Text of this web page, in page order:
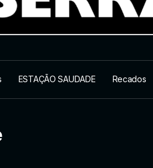
ESTAÇÃO SAUDADE Recados